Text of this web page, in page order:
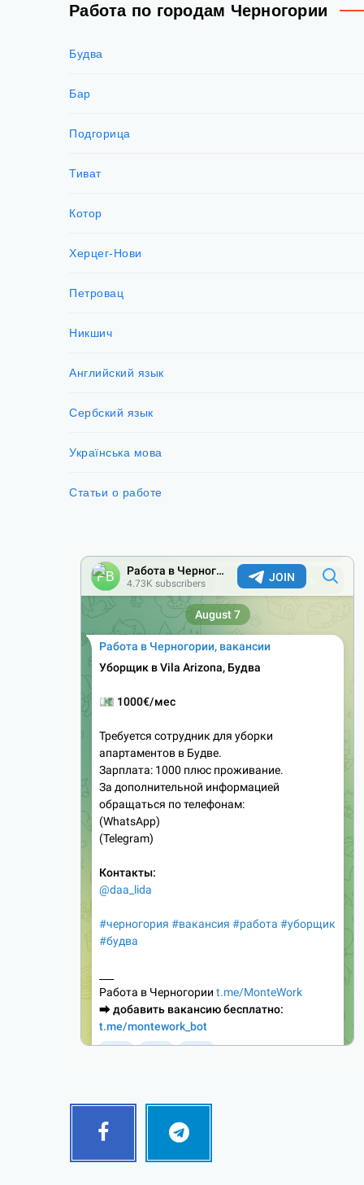
Работа по городам Черногории
Будва
Бар
Подгорица
Тиват
Котор
Херцег-Нови
Петровац
Никшич
Английский язык
Сербский язык
Українська мова
Статьи о работе
Facebook Telegram
Follow